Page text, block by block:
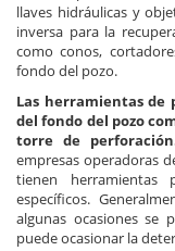
llaves hidráulicas y
inversa para la
como conos,
fondo del pozo.
Las herramientas de
del fondo del pozo
torre de
empresas operadoras
tienen
específicos.
algunas ocasiones se
puede ocasionar la